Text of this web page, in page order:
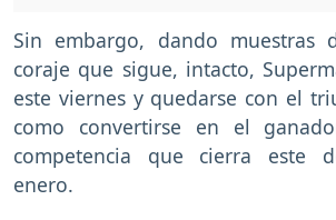
Sin embargo, dando muestras
coraje que sigue, intacto,
este viernes y quedarse con el
como convertirse en el
competencia que cierra este
enero.